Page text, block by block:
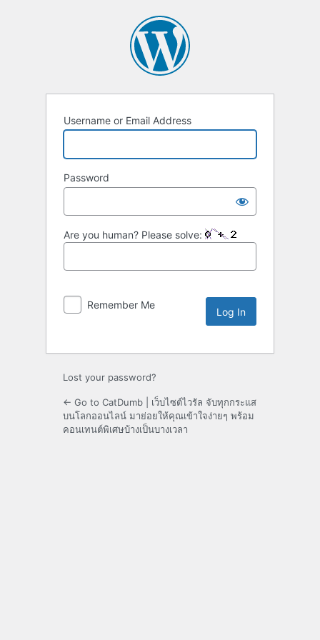
Username or Email Address
Password
Are you human? Please solve:
Remember Me
Lost your password?
← Go to CatDumb | เว็บไซต์ไวรัล จับทุกกระแส
บนโลกออนไลน์ มาย่อยให้คุณเข้าใจง่ายๆ พร้อม
คอนเทนต์พิเศษบ้างเป็นบางเวลา